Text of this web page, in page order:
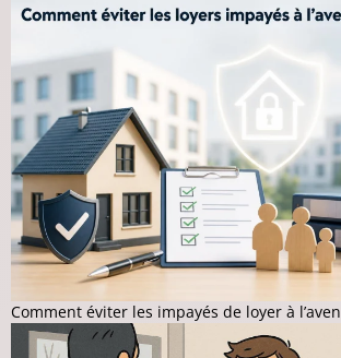
Comment éviter les impayés de loyer à